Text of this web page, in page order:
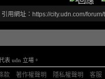
引用網址：https://city.udn.com/
表 udn 立場。
款 著作權聲明 隱私權聲明 客服